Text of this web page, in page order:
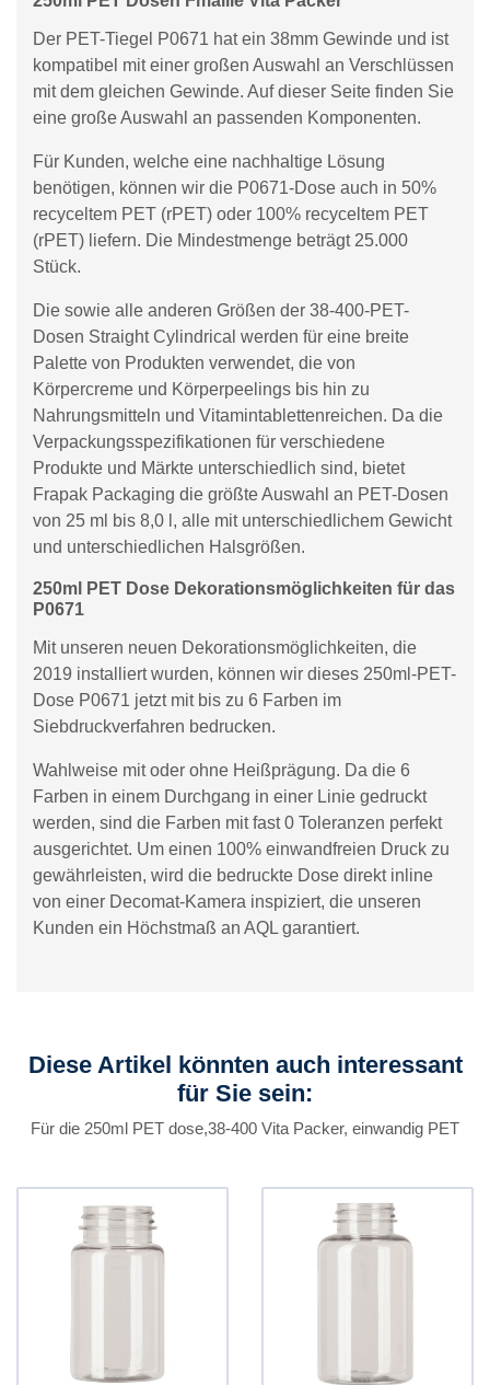
Der PET-Tiegel P0671 hat ein 38mm Gewinde und ist
kompatibel mit einer großen Auswahl an Verschlüssen
mit dem gleichen Gewinde. Auf dieser Seite finden Sie
eine große Auswahl an passenden Komponenten.
Für Kunden, welche eine nachhaltige Lösung
benötigen, können wir die P0671-Dose auch in 50%
recyceltem PET (rPET) oder 100% recyceltem PET
(rPET) liefern. Die Mindestmenge beträgt 25.000
Stück.
Die sowie alle anderen Größen der 38-400-PET-
Dosen Straight Cylindrical werden für eine breite
Palette von Produkten verwendet, die von
Körpercreme und Körperpeelings bis hin zu
Nahrungsmitteln und Vitamintablettenreichen. Da die
Verpackungsspezifikationen für verschiedene
Produkte und Märkte unterschiedlich sind, bietet
Frapak Packaging die größte Auswahl an PET-Dosen
von 25 ml bis 8,0 l, alle mit unterschiedlichem Gewicht
und unterschiedlichen Halsgrößen.
250ml PET Dose Dekorationsmöglichkeiten für das
P0671
Mit unseren neuen Dekorationsmöglichkeiten, die
2019 installiert wurden, können wir dieses 250ml-PET-
Dose P0671 jetzt mit bis zu 6 Farben im
Siebdruckverfahren bedrucken.
Wahlweise mit oder ohne Heißprägung. Da die 6
Farben in einem Durchgang in einer Linie gedruckt
werden, sind die Farben mit fast 0 Toleranzen perfekt
ausgerichtet. Um einen 100% einwandfreien Druck zu
gewährleisten, wird die bedruckte Dose direkt inline
von einer Decomat-Kamera inspiziert, die unseren
Kunden ein Höchstmaß an AQL garantiert.
Diese Artikel könnten auch interessant
für Sie sein:
Für die 250ml PET dose,38-400 Vita Packer, einwandig PET